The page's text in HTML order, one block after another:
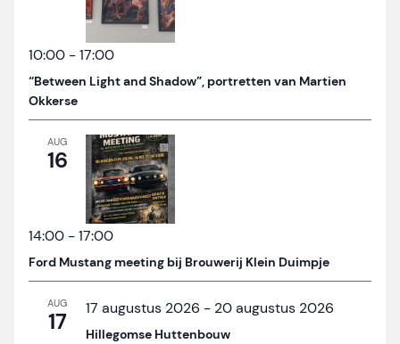
10:00 -17:00
“Between Light and Shadow”, portretten van Martien
Okkerse
AUG
16
14:00 -17:00
Ford Mustang meeting bij Brouwerij Klein Duimpje
AUG
17 17 augustus 2026 - 20 augustus 2026
Hillegomse Huttenbouw